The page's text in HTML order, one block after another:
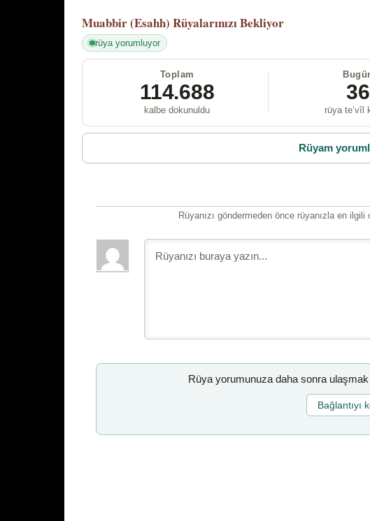
Muabbir (Esahh) Rüyalarınızı Bekliyor
rüya yorumluyor
Toplam
114.688
kalbe dokunuldu
36
rüya te’vîl
Rüyam
Rüyanızı göndermeden önce rüyanızla en
Rüya yorumunuza daha sonra
Bağlantıyı